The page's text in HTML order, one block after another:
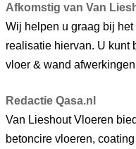
Afkomstig van Van
Wij helpen u graag bij
realisatie hiervan. U kunt
vloer & wand
Redactie Qasa.nl
Van Lieshout Vloeren
betoncire vloeren,